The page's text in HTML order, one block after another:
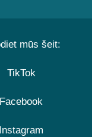
mūs šeit:
TikTok
Facebook
Instagram